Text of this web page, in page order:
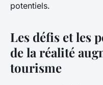
potentiels.
Les défis et les
de la réalité
tourisme